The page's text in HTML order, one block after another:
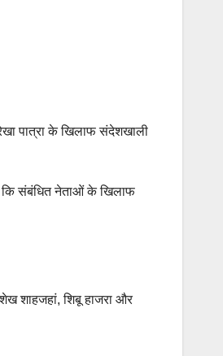
पात्रा के खिलाफ संदेशखाली
कि संबंधित नेताओं के खिलाफ
शाहजहां, शिबू हाजरा और